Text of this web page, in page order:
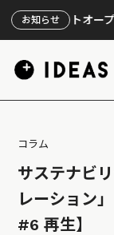
お知らせ
イトオープン】映画
コラム
サステナビ
レーション
#6 再生】